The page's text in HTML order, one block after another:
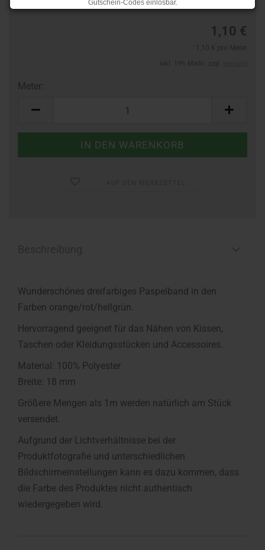
Gutschein-Codes einlösbar.
Ab dem 17.08.2026 versenden wir wieder wie gewohnt. Aufgrund des
1,10 €
Meter:
Wunderschönes dreifarbiges Paspelband in den
Farben orange/rot/hellgrün.
Hervorragend geeignet für das Nähen von Kissen,
Taschen oder Kleidungsstücken und Accessoires.
Material: 100% Polyester
Breite: 18 mm
Größere Mengen als 1m werden natürlich am Stück
versendet.
Aufgrund der Lichtverhältnisse bei der
Produktfotografie und unterschiedlichen
Bildschirmeinstellungen kann es dazu kommen, dass
die Farbe des Produktes nicht authentisch
wiedergegeben wird.